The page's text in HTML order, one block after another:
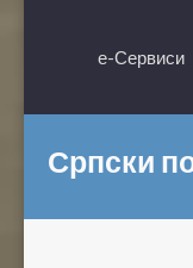
е-Сервиси
Српски